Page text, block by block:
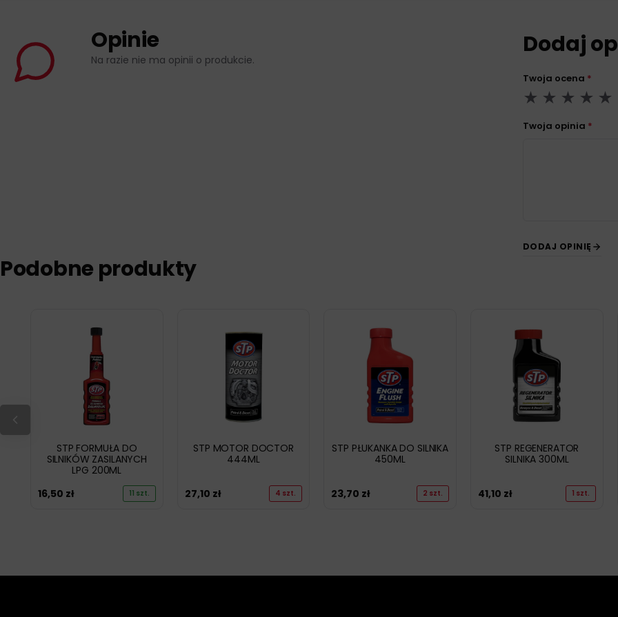
Opinie
Na razie nie ma opinii o produkcie.
Dodaj
Twoja ocena *
Twoja opinia *
DODAJ OPINIĘ
Podobne produkty
STP FORMUŁA DO
SILNIKÓW ZASILANYCH
LPG 200ML
16,50 zł 11 szt.
STP MOTOR DOCTOR
444ML
27,10 zł 4 szt.
STP PŁUKANKA DO SILNIKA
450ML
23,70 zł 2 szt.
STP REGENERATOR
SILNIKA 300ML
41,10 zł 1 szt.